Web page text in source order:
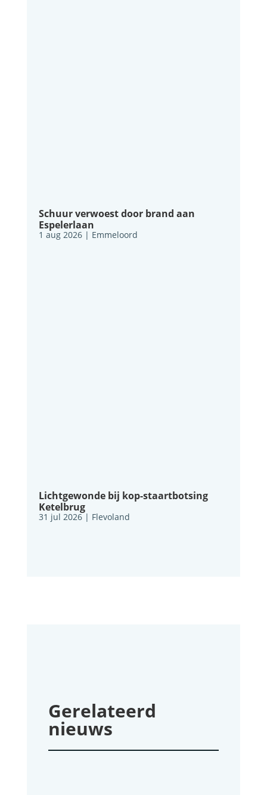
Schuur verwoest door brand aan
Espelerlaan
1 aug 2026| Emmeloord
Lichtgewonde bij kop-staartbotsing
Ketelbrug
31 jul 2026| Flevoland
Gerelateerd
nieuws